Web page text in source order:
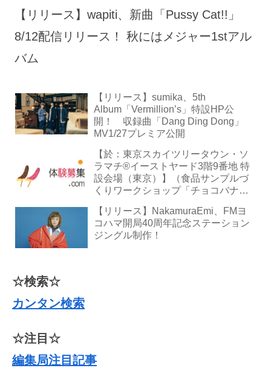
【リリース】wapiti、新曲「Pussy Cat!!」
8/12配信リリース！ 秋にはメジャー1stアル
バム
【リリース】sumika、5th
Album「Vermillion’s」特設HP公
開！ 収録曲「Dang Ding Dong」
MV1/27プレミア公開
【於：東京スカイツリータウン・ソ
ラマチ®イーストヤード3階9番地 特
設会場（東京）】（食品サンプルづ
くりワークショップ「チョコバナ
【リリース】NakamuraEmi、FMヨ
コハマ開局40周年記念ステーション
ジングル制作！
☆検索☆
カンタン検索
☆注目☆
編集局注目記事